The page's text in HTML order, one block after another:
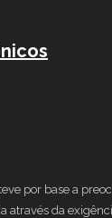
por base a
através da